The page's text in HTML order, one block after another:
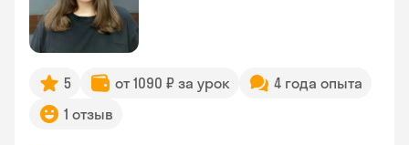
5 от 1090 ₽ за урок
4 года опыта
1 отзыв